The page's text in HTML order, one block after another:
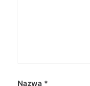
Nazwa *